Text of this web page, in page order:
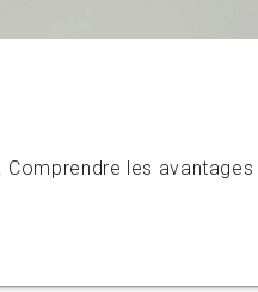
les avantages